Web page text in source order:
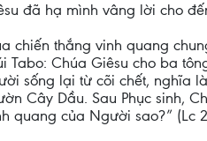
đã hạ mình vâng lời cho
chiến thắng vinh quang
Tabo: Chúa Giêsu cho ba
sống lại từ cõi chết, nghĩa
Cây Dầu. Sau Phục sinh,
quang của Người sao?” (Lc